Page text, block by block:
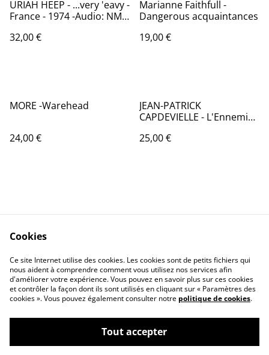
URIAH HEEP - ...very 'eavy -
France - 1974 -Audio: NM -
32,00 €
Marianne Faithfull -
Dangerous acquaintances
19,00 €
MORE -Warehead
24,00 €
JEAN-PATRICK
CAPDEVIELLE - L'Ennemi
Audio: NM - CBS 85892
25,00 €
Politique de
confidentialité
Politique de cookies
Calendrier:
Brocantes,Bourse...
©2026VINYLSHOP85
Cookies
Ce site Internet utilise des cookies. Les cookies sont de petits fichiers qui
nous aident à comprendre comment vous utilisez nos services afin
d'améliorer votre expérience. Vous pouvez en savoir plus sur ces cookies
et contrôler la façon dont ils sont utilisés en cliquant sur « Paramètres des
cookies ». Vous pouvez également consulter notre politique de cookies.
Tout accepter